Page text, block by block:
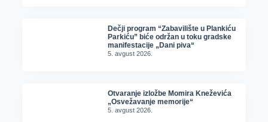
Dečji program “Zabavilište u Plankiću
Parkiću” biće održan u toku gradske
manifestacije „Dani piva“
5. avgust 2026.
Otvaranje izložbe Momira Kneževića
„Osvežavanje memorije“
5. avgust 2026.